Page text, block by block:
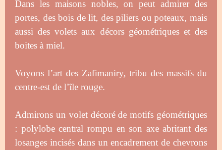
Dans les maisons nobles, on peut admirer des
portes, des bois de lit, des piliers ou poteaux, mais
aussi des volets aux décors géométriques et des
boites à miel.
Voyons l’art des Zafimaniry, tribu des massifs du
centre-est de l’île rouge.
Admirons un volet décoré de motifs géométriques
: polylobe central rompu en son axe abritant des
losanges incisés dans un encadrement de chevrons